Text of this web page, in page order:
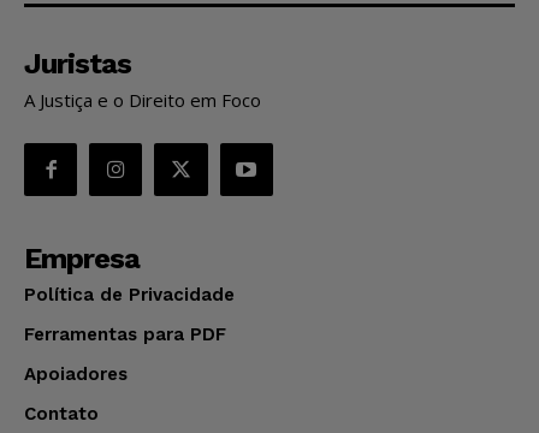
Juristas
A Justiça e o Direito em Foco
Empresa
Política de Privacidade
Ferramentas para PDF
Apoiadores
Contato